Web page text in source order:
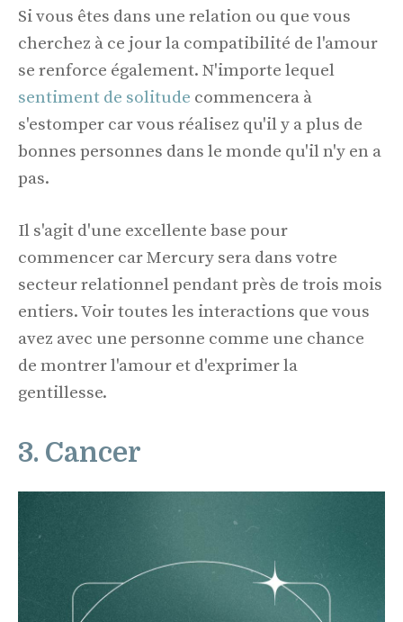
Si vous êtes dans une relation ou que vous
cherchez à ce jour la compatibilité de l'amour
se renforce également. N'importe lequel
sentiment de solitude commencera à
s'estomper car vous réalisez qu'il y a plus de
bonnes personnes dans le monde qu'il n'y en a
pas.
Il s'agit d'une excellente base pour
commencer car Mercury sera dans votre
secteur relationnel pendant près de trois mois
entiers. Voir toutes les interactions que vous
avez avec une personne comme une chance
de montrer l'amour et d'exprimer la
gentillesse.
3. Cancer